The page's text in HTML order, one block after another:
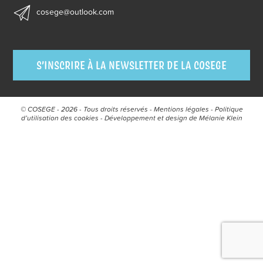
cosege@outlook.com
S’INSCRIRE À LA NEWSLETTER DE LA COSEGE
© COSEGE - 2026 - Tous droits réservés - Mentions légales - Politique
d’utilisation des cookies - Développement et design deMélanie Klein